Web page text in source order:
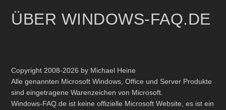
ÜBER WINDOWS-FAQ.DE
Copyright 2008-2026 by Michael Heine
Alle genannten Microsoft Windows, Office und Server Produkte
sind eingetragene Warenzeichen von Microsoft.
Windows-FAQ.de ist keine offizielle Microsoft Website, es ist ein